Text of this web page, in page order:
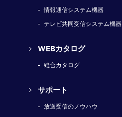
情報通信システム機器
テレビ共同受信システム機器
WEBカタログ
総合カタログ
サポート
放送受信のノウハウ